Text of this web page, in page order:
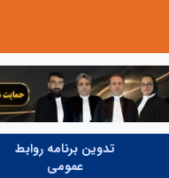
تدوین برنامه روابط
عمومی